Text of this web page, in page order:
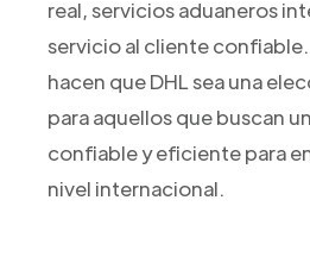
real, servicios aduaneros
servicio al cliente confiable.
hacen que DHL sea una
para aquellos que buscan
confiable y eficiente para
nivel internacional.